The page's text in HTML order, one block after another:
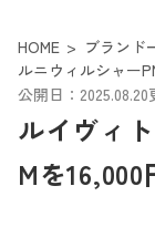
HOME ブランド
ルニウィルシャー
公開日：2025.08.20
ルイヴィ
Mを